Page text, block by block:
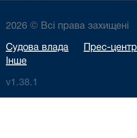
2026 © Всі права захищені
Судова влада Прес-центр
Інше
v1.38.1